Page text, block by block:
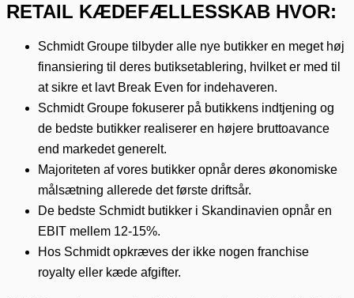
RETAIL KÆDEFÆLLESSKAB HVOR:
Schmidt Groupe tilbyder alle nye butikker en meget høj
finansiering til deres butiksetablering, hvilket er med til
at sikre et lavt Break Even for indehaveren.
Schmidt Groupe fokuserer på butikkens indtjening og
de bedste butikker realiserer en højere bruttoavance
end markedet generelt.
Majoriteten af vores butikker opnår deres økonomiske
målsætning allerede det første driftsår.
De bedste Schmidt butikker i Skandinavien opnår en
EBIT mellem 12-15%.
Hos Schmidt opkræves der ikke nogen franchise
royalty eller kæde afgifter.